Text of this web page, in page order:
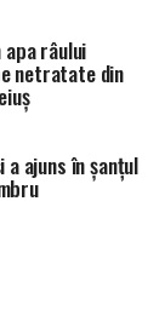
râului
netratate din
ajuns în șanțul